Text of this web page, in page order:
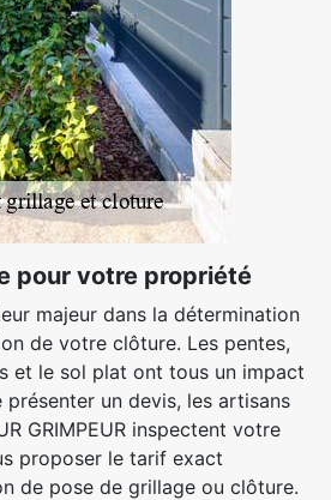
pour votre propriété
majeur dans la détermination
de votre clôture. Les pentes,
et le sol plat ont tous un impact
présenter un devis, les artisans
GRIMPEUR inspectent votre
proposer le tarif exact
de pose de grillage ou clôture.